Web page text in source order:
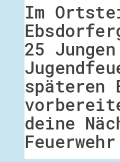
Im
25
späteren
deine